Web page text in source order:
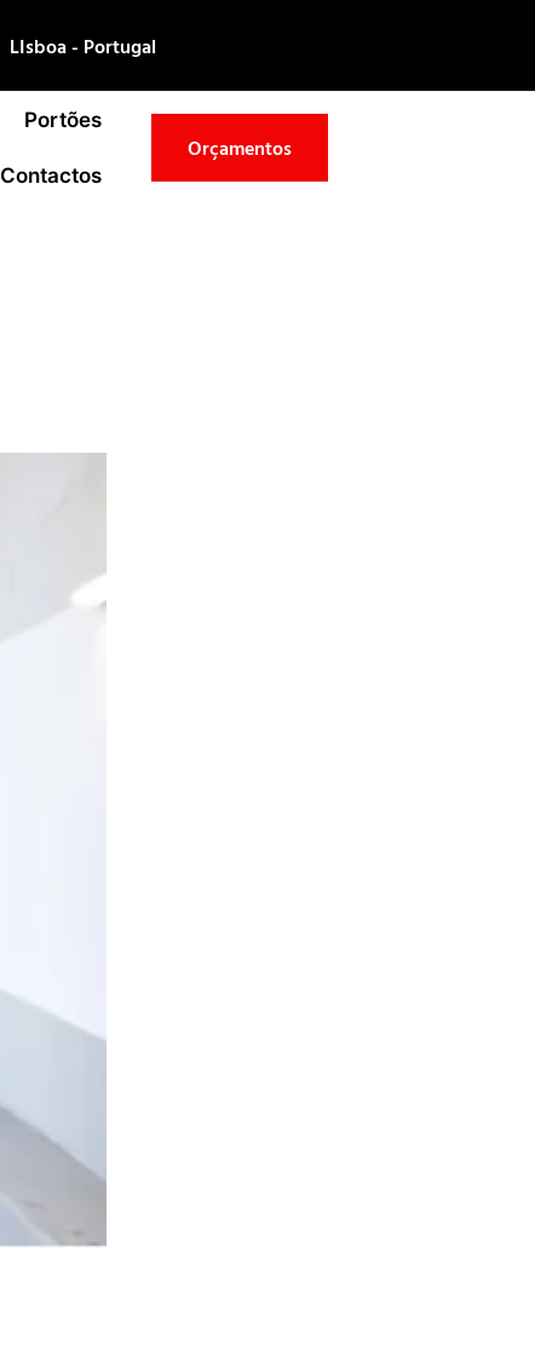
LIsboa - Portugal
Portões
Contactos
Orçamentos